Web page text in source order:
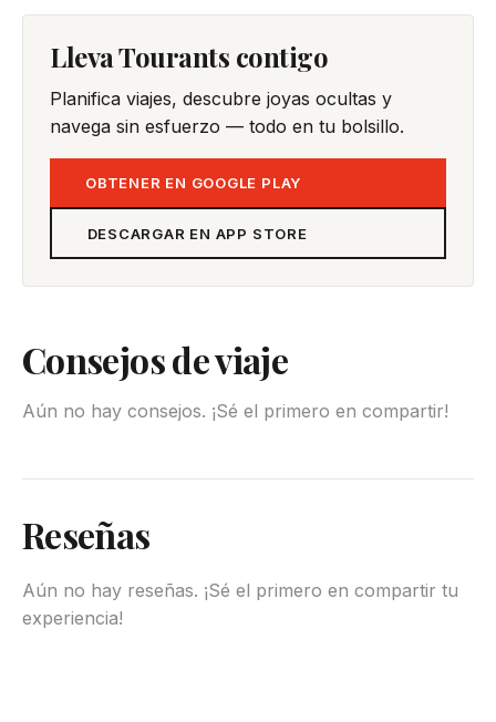
Lleva Tourants contigo
Planifica viajes, descubre joyas ocultas y
navega sin esfuerzo — todo en tu bolsillo.
OBTENER EN GOOGLE PLAY
DESCARGAR EN APP STORE
Consejos de viaje
Aún no hay consejos. ¡Sé el primero en compartir!
Reseñas
Aún no hay reseñas. ¡Sé el primero en compartir tu
experiencia!